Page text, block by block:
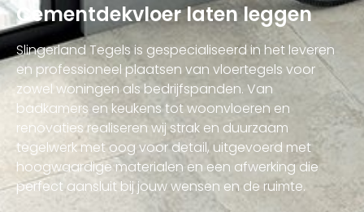
Cementdekvloer laten leggen
Slingerland Tegels is gespecialiseerd in het leveren
en professioneel plaatsen van vloertegels voor
zowel woningen als bedrijfspanden. Van
badkamers en keukens tot woonvloeren en
renovaties realiseren wij strak en duurzaam
tegelwerk met oog voor detail, uitgevoerd met
hoogwaardige materialen en een afwerking die
perfect aansluit bij jouw wensen en de ruimte.